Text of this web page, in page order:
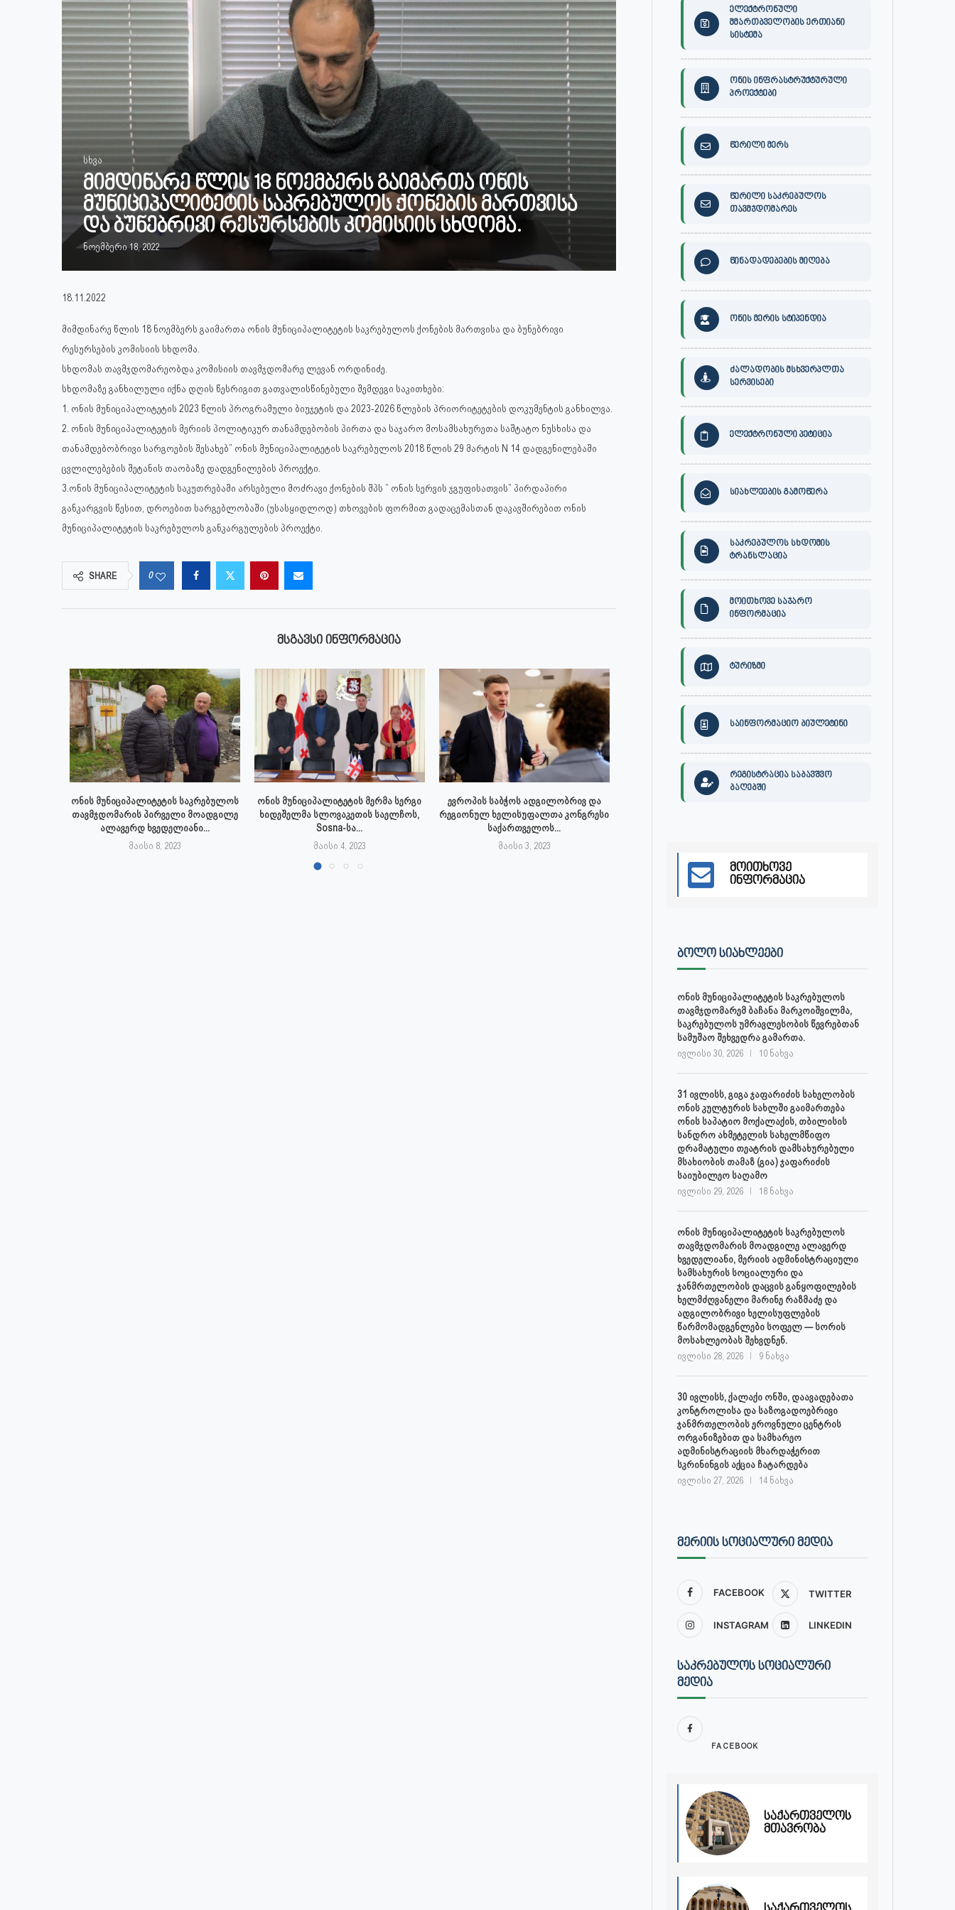
სხვა
მიმდინარე წლის 18 ნოემბერს გაიმართა ონის
მუნიციპალიტეტის საკრებულოს ქონების მართვისა
და ბუნებრივი რესურსების კომისიის სხდომა.
ნოემბერი 18, 2022
18.11.2022
მიმდინარე წლის 18 ნოემბერს გაიმართა ონის მუნიციპალიტეტის საკრებულოს ქონების მართვისა და ბუნებრივი
რესურსების კომისიის სხდომა.
სხდომას თავმჯდომარეობდა კომისიის თავმჯდომარე ლევან ორდინიძე.
სხდომაზე განხილული იქნა დღის წესრიგით გათვალისწინებული შემდეგი საკითხები:
1. ონის მუნიციპალიტეტის 2023 წლის პროგრამული ბიუჯეტის და 2023-2026 წლების პრიორიტეტების დოკუმენტის განხილვა.
2. ონის მუნიციპალიტეტის მერიის პოლიტიკურ თანამდებობის პირთა და საჯარო მოსამსახურეთა საშტატო ნუსხისა და
თანამდებობრივი სარგოების შესახებ” ონის მუნიციპალიტეტის საკრებულოს 2018 წლის 29 მარტის N 14 დადგენილებაში
ცვლილებების შეტანის თაობაზე დადგენილების პროექტი.
3.ონის მუნიციპალიტეტის საკუთრებაში არსებული მოძრავი ქონების შპს ” ონის სერვის ჯგუფისათვის” პირდაპირი
განკარგვის წესით, დროებით სარგებლობაში (უსასყიდლოდ) თხოვების ფორმით გადაცემასთან დაკავშირებით ონის
მუნიციპალიტეტის საკრებულოს განკარგულების პროექტი.
SHARE 0
ᲛᲡᲒᲐᲕᲡᲘ ᲘᲜᲤᲝᲠᲛᲐᲪᲘᲐ
ონის მუნიციპალიტეტის საკრებულოს
თავმჯდომარის პირველი მოადგილე
ალავერდ ხვედელიანი...
მაისი 8, 2023
ონის მუნიციპალიტეტის მერმა სერგი
ხიდეშელმა სლოვაკეთის საელჩოს,
Sosna-სა...
მაისი 4, 2023
ევროპის საბჭოს ადგილობრივ და
რეგიონულ ხელისუფალთა კონგრესი
საქართველოს...
მაისი 3, 2023
განცხადება
ელექტრონული
მმართბველობის ერთიანი
სისტემა
ონის ინფრასტრუქტურული
პროექტები
წერილი მერს
წერილი საკრებულოს
თავმჯდომარეს
წინადადებების მიღება
ონის მერის სტიპენდია
ძალადობის მსხვერპლთა
სერვისები
ელექტრონული პეტიცია
სიახლეების გამოწერა
საკრებულოს სხდომის
ტრანსლაცია
მოითხოვე საჯარო
ინფორმაცია
ტურიზმი
საინფორმაციო ბიულეტინი
რეგისტრაცია საბავშვო
ბაღებში
მოითხოვე
ინფორმაცია
ᲑᲝᲚᲝ ᲡᲘᲐᲮᲚᲔᲔᲑᲘ
ონის მუნიციპალიტეტის საკრებულოს
თავმჯდომარემ ბაჩანა მარკოიშვილმა,
საკრებულოს უმრავლესობის წევრებთან
სამუშაო შეხვედრა გამართა.
ივლისი 30, 2026 10 ნახვა
31 ივლისს, გიგა ჯაფარიძის სახელობის
ონის კულტურის სახლში გაიმართება
ონის საპატიო მოქალაქის, თბილისის
სანდრო ახმეტელის სახელმწიფო
დრამატული თეატრის დამსახურებული
მსახიობის თამაზ (გია) ჯაფარიძის
საიუბილეო საღამო
ივლისი 29, 2026 18 ნახვა
ონის მუნიციპალიტეტის საკრებულოს
თავმჯდომარის მოადგილე ალავერდ
ხვედელიანი, მერიის ადმინისტრაციული
სამსახურის სოციალური და
ჯანმრთელობის დაცვის განყოფილების
ხელმძღვანელი მარინე რაზმაძე და
ადგილობრივი ხელისუფლების
წარმომადგენლები სოფელ — სორის
მოსახლეობას შეხვდნენ.
ივლისი 28, 2026 9 ნახვა
30 ივლისს, ქალაქი ონში, დაავადებათა
კონტროლისა და საზოგადოებრივი
ჯანმრთელობის ეროვნული ცენტრის
ორგანიზებით და სამხარეო
ადმინისტრაციის მხარდაჭერით
სკრინინგის აქცია ჩატარდება
ივლისი 27, 2026 14 ნახვა
ᲛᲔᲠᲘᲘᲡ ᲡᲝᲪᲘᲐᲚᲣᲠᲘ ᲛᲔᲓᲘᲐ
FACEBOOK TWITTER
INSTAGRAM LINKEDIN
ᲡᲐᲙᲠᲔᲑᲣᲚᲝᲡ ᲡᲝᲪᲘᲐᲚᲣᲠᲘ
ᲛᲔᲓᲘᲐ
FACEBOOK
საქართველოს
მთავრობა